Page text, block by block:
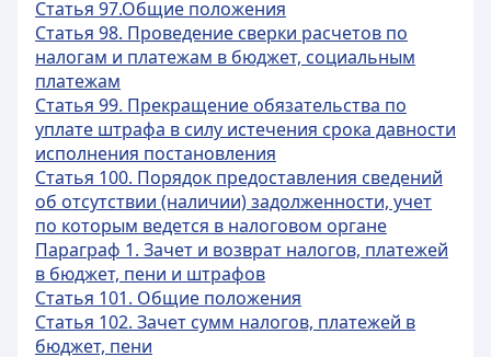
Статья 97.Общие положения
Статья 98. Проведение сверки расчетов по
налогам и платежам в бюджет, социальным
платежам
Статья 99. Прекращение обязательства по
уплате штрафа в силу истечения срока давности
исполнения постановления
Статья 100. Порядок предоставления сведений
об отсутствии (наличии) задолженности, учет
по которым ведется в налоговом органе
Параграф 1. Зачет и возврат налогов, платежей
в бюджет, пени и штрафов
Статья 101. Общие положения
Статья 102. Зачет сумм налогов, платежей в
бюджет, пени